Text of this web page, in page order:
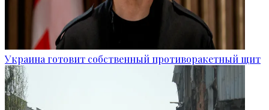
Украина готовит собственный противоракетный щит